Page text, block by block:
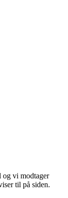
og vi modtager
til på siden.